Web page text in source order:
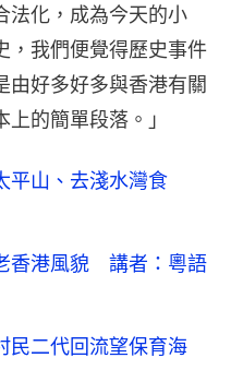
法化，成為今天的小
，我們便覺得歷史事件
由好多好多與香港有關
的簡單段落。」
平山、去淺水灣食
香港風貌 講者：粵語
二代回流望保育海